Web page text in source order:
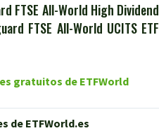
FTSE All-World High Dividend
FTSE All-World UCITS ETF
gratuitos de ETFWorld
de ETFWorld.es